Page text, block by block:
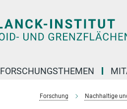
FORSCHUNGSTHEMEN
Forschung Nachhaltige